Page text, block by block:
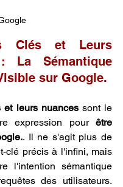
Clés et Leurs
La Sémantique
sur Google.
et leurs nuances sont le
expression pour être
. Il ne s'agit plus de
clé précis à l'infini, mais
l'intention sémantique
des utilisateurs.